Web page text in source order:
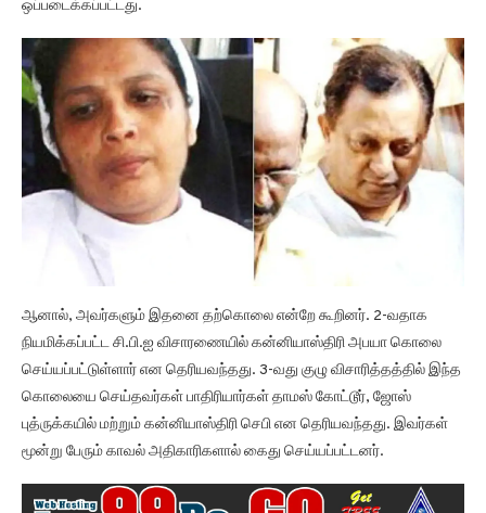
ஒப்படைக்கப்பட்டது.
ஆனால், அவர்களும் இதனை தற்கொலை என்றே கூறினர். 2-வதாக
நியமிக்கப்பட்ட சி.பி.ஐ விசாரணையில் கன்னியாஸ்திரி அபயா கொலை
செய்யப்பட்டுள்ளார் என தெரியவந்தது. 3-வது குழு விசாரித்தத்தில் இந்த
கொலையை செய்தவர்கள் பாதிரியார்கள் தாமஸ் கோட்டூர், ஜோஸ்
புத்ருக்கயில் மற்றும் கன்னியாஸ்திரி செபி என தெரியவந்தது. இவர்கள்
மூன்று பேரும் காவல் அதிகாரிகளால் கைது செய்யப்பட்டனர்.